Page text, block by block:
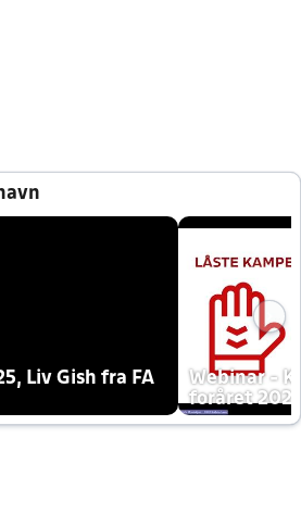
Liv Gish fra FA
Webinar -
foråret